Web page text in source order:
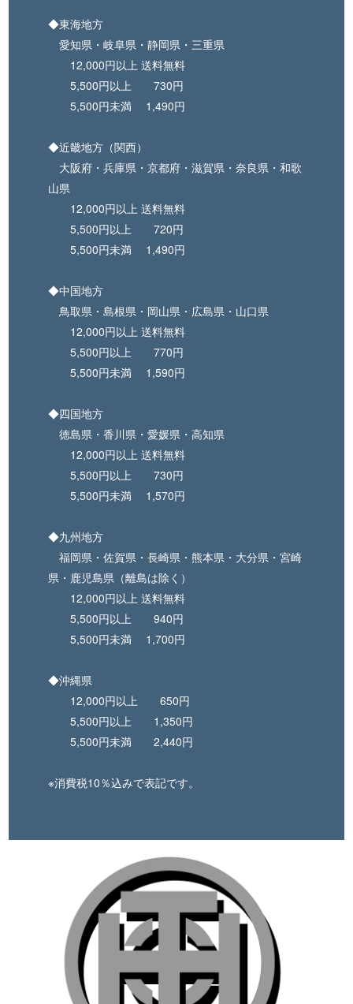
◆東海地方
愛知県・岐阜県・静岡県・三重県
12,000円以上 送料無料
5,500円以上 730円
5,500円未満 1,490円
◆近畿地方（関西）
大阪府・兵庫県・京都府・滋賀県・奈良県・和歌
山県
12,000円以上 送料無料
5,500円以上 720円
5,500円未満 1,490円
◆中国地方
鳥取県・島根県・岡山県・広島県・山口県
12,000円以上 送料無料
5,500円以上 770円
5,500円未満 1,590円
◆四国地方
徳島県・香川県・愛媛県・高知県
12,000円以上 送料無料
5,500円以上 730円
5,500円未満 1,570円
◆九州地方
福岡県・佐賀県・長崎県・熊本県・大分県・宮崎
県・鹿児島県（離島は除く）
12,000円以上 送料無料
5,500円以上 940円
5,500円未満 1,700円
◆沖縄県
12,000円以上 650円
5,500円以上 1,350円
5,500円未満 2,440円
※消費税10％込みで表記です。